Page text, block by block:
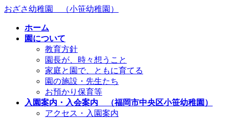
コ
ナ
おざさ幼稚園 （小笹幼稚園）
ホーム
園について
教育方針
園長が、時々想うこと
家庭と園で、ともに育てる
園の施設・先生たち
お預かり保育等
入園案内・入会案内 （福岡市中央区小笹幼稚園）
アクセス・入園案内